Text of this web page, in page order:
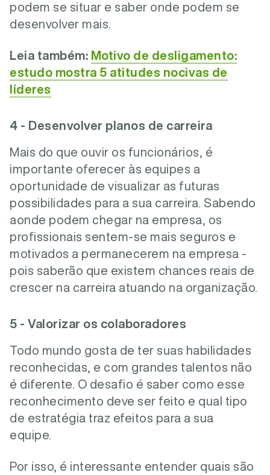
podem se situar e saber onde podem se
desenvolver mais.
Leia também: Motivo de desligamento:
estudo mostra 5 atitudes nocivas de
líderes
4 - Desenvolver planos de carreira
Mais do que ouvir os funcionários, é
importante oferecer às equipes a
oportunidade de visualizar as futuras
possibilidades para a sua carreira. Sabendo
aonde podem chegar na empresa, os
profissionais sentem-se mais seguros e
motivados a permanecerem na empresa -
pois saberão que existem chances reais de
crescer na carreira atuando na organização.
5 - Valorizar os colaboradores
Todo mundo gosta de ter suas habilidades
reconhecidas, e com grandes talentos não
é diferente. O desafio é saber como esse
reconhecimento deve ser feito e qual tipo
de estratégia traz efeitos para a sua
equipe.
Por isso, é interessante entender quais são